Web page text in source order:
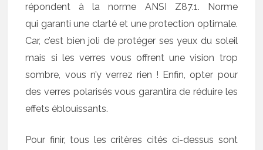
répondent à la norme ANSI Z87.1. Norme
qui garanti une clarté et une protection optimale.
Car, c’est bien joli de protéger ses yeux du soleil
mais si les verres vous offrent une vision trop
sombre, vous n’y verrez rien ! Enfin, opter pour
des verres polarisés vous garantira de réduire les
effets éblouissants.
Pour finir, tous les critères cités ci-dessus sont